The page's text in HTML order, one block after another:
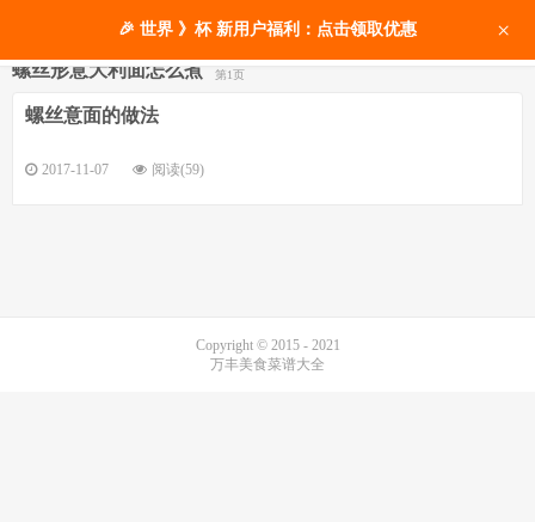
螺丝形意大利面怎么煮 第1页
螺丝意面的做法
2017-11-07 阅读(59)
Copyright © 2015 - 2021
万丰美食菜谱大全
🎉 世界 》杯 新用户福利：点击领取优惠 ×